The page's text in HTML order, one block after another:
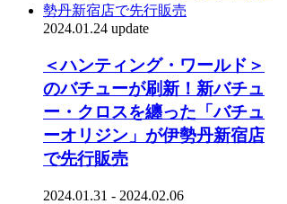
2024.01.24 update
＜ハンティング・ワールド＞
のバチューが刷新！新バチュ
ー・クロスを纏った「バチュ
ーオリジン」が伊勢丹新宿店
で先行販売
2024.01.31 - 2024.02.06